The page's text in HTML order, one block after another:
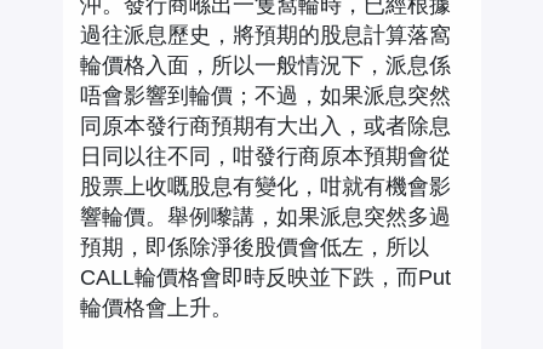
沖。發行商喺出一隻窩輪時，已經根據
過往派息歷史，將預期的股息計算落窩
輪價格入面，所以一般情況下，派息係
唔會影響到輪價；不過，如果派息突然
同原本發行商預期有大出入，或者除息
日同以往不同，咁發行商原本預期會從
股票上收嘅股息有變化，咁就有機會影
響輪價。舉例嚟講，如果派息突然多過
預期，即係除淨後股價會低左，所以
CALL輪價格會即時反映並下跌，而Put
輪價格會上升。